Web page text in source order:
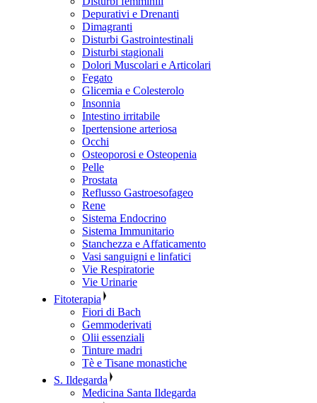
Depurativi e Drenanti
Dimagranti
Disturbi Gastrointestinali
Disturbi stagionali
Dolori Muscolari e Articolari
Fegato
Glicemia e Colesterolo
Insonnia
Intestino irritabile
Ipertensione arteriosa
Occhi
Osteoporosi e Osteopenia
Pelle
Prostata
Reflusso Gastroesofageo
Rene
Sistema Endocrino
Sistema Immunitario
Stanchezza e Affaticamento
Vasi sanguigni e linfatici
Vie Respiratorie
Vie Urinarie
Fitoterapia
Fiori di Bach
Gemmoderivati
Olii essenziali
Tinture madri
Tè e Tisane monastiche
S. Ildegarda
Medicina Santa Ildegarda